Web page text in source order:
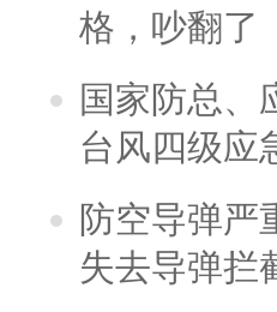
格，吵翻了
国家防总、
台风四级应
防空导弹严
失去导弹拦